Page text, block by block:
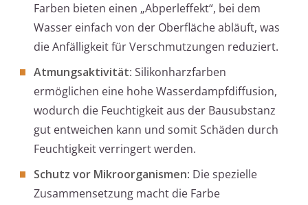
Farben bieten einen „Abperleffekt“, bei dem
Wasser einfach von der Oberfläche abläuft, was
die Anfälligkeit für Verschmutzungen reduziert.
Atmungsaktivität: Silikonharzfarben
ermöglichen eine hohe Wasserdampfdiffusion,
wodurch die Feuchtigkeit aus der Bausubstanz
gut entweichen kann und somit Schäden durch
Feuchtigkeit verringert werden.
Schutz vor Mikroorganismen: Die spezielle
Zusammensetzung macht die Farbe